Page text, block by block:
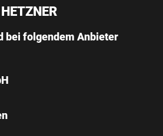
bei folgendem Anbieter